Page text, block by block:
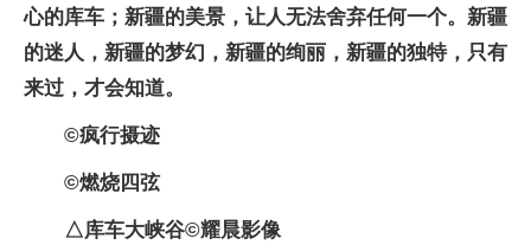
心的库车；新疆的美景，让人无法舍弃任何一个。新疆
的迷人，新疆的梦幻，新疆的绚丽，新疆的独特，只有
来过，才会知道。
©疯行摄迹
©燃烧四弦
△库车大峡谷©耀晨影像